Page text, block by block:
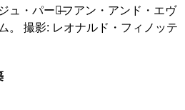
ュ・パーク̶̶フアン・アンド・エヴ
。 撮影: レオナルド・フィノッテ